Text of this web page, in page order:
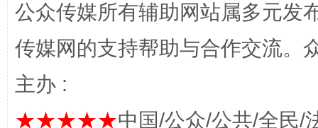
公众传媒所有辅助网站属多元发
传媒网的支持帮助与合作交流。
主办 :
★★★★★中国/公众/公共/全民/